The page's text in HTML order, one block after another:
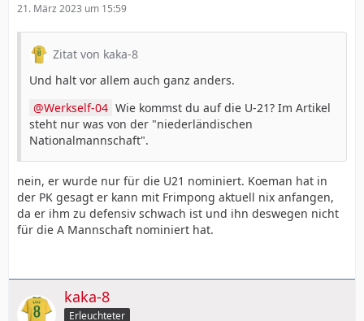
21. März 2023 um 15:59
Zitat von kaka-8
Und halt vor allem auch ganz anders.
Werkself-04 Wie kommst du auf die U-21? Im Artikel
steht nur was von der "niederländischen
Nationalmannschaft".
nein, er wurde nur für die U21 nominiert. Koeman hat in
der PK gesagt er kann mit Frimpong aktuell nix anfangen,
da er ihm zu defensiv schwach ist und ihn deswegen nicht
für die A Mannschaft nominiert hat.
kaka-8
Erleuchteter